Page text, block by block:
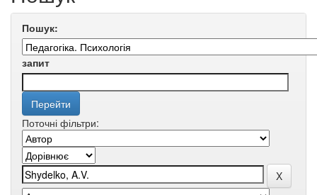
Пошук:
запит
Поточні фільтри: